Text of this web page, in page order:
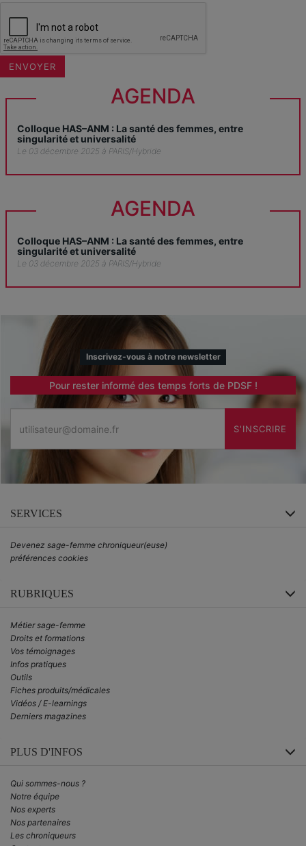
AGENDA
Colloque HAS–ANM : La santé des femmes, entre
singularité et universalité
Le 03 décembre 2025 à PARIS/Hybride
AGENDA
Colloque HAS–ANM : La santé des femmes, entre
singularité et universalité
Le 03 décembre 2025 à PARIS/Hybride
Inscrivez-vous à notre newsletter
Pour rester informé des temps forts de PDSF !
S'INSCRIRE
SERVICES
Devenez sage-femme chroniqueur(euse)
préférences cookies
RUBRIQUES
Métier sage-femme
Droits et formations
Vos témoignages
Infos pratiques
Outils
Fiches produits/médicales
Vidéos / E-learnings
Derniers magazines
PLUS D'INFOS
Qui sommes-nous ?
Notre équipe
Nos experts
Nos partenaires
Les chroniqueurs